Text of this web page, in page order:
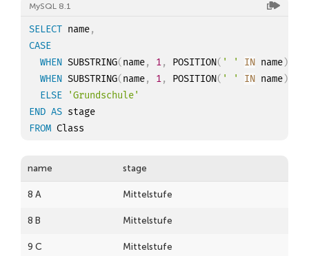
MySQL 8.1
SELECT name,
CASE
WHEN SUBSTRING(name, 1, POSITION( ' ' IN name)
WHEN SUBSTRING(name, 1, POSITION( ' ' IN name)
ELSE
'Grundschule'
END AS
FROM
name stage
8 A Mittelstufe
8 B Mittelstufe
9 C Mittelstufe